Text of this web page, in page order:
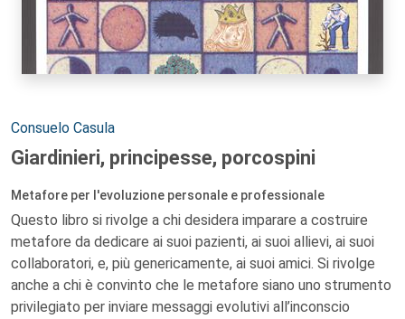
Autori:
Consuelo Casula
Giardinieri, principesse, porcospini
Metafore per l'evoluzione personale e professionale
Questo libro si rivolge a chi desidera imparare a costruire
metafore da dedicare ai suoi pazienti, ai suoi allievi, ai suoi
collaboratori, e, più genericamente, ai suoi amici. Si rivolge
anche a chi è convinto che le metafore siano uno strumento
privilegiato per inviare messaggi evolutivi all’inconscio